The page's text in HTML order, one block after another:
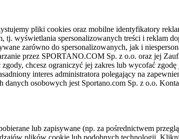
pliki cookies oraz mobilne identyfikatory
wyświetlania spersonalizowanych treści i reklam
zarówno do spersonalizowanych, jak i
przez SPORTANO.COM Sp. z o.o. oraz jej
chcesz ograniczyć jej zakres lub wycofać
interes administratora polegający na
osobowych jest Sportano.com Sp. z o.o.
lub zapisywane (np. za pośrednictwem
plików cookie lub podobnych technologii.